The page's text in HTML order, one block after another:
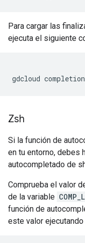
Para cargar las
ejecuta el siguiente
gdcloud completion
Zsh
Si la función de
en tu entorno, debes
autocompletado de
Comprueba el valor
de la variable
función de
este valor